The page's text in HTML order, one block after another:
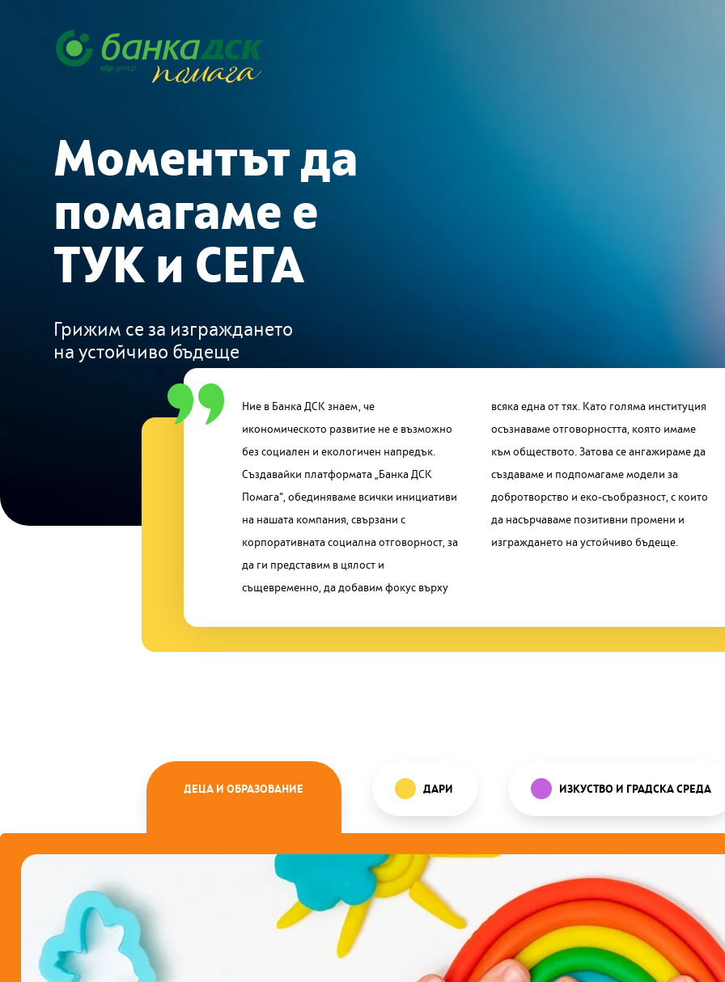
Моментът да
помагаме е
ТУК и СЕГА
Грижим се за изграждането
на устойчиво бъдеще
Ние в Банка ДСК знаем, че
икономическото развитие не е възможно
без социален и екологичен напредък.
Създавайки платформата „Банка ДСК
Помага“, обединяваме всички инициативи
на нашата компания, свързани с
корпоративната социална отговорност, за
да ги представим в цялост и
същевременно, да добавим фокус върху
всяка една от тях. Като голяма институция
осъзнаваме отговорността, която имаме
към обществото. Затова се ангажираме да
създаваме и подпомагаме модели за
добротворство и еко-съобразност, с които
да насърчаваме позитивни промени и
изграждането на устойчиво бъдеще.
ДЕЦА И ОБРАЗОВАНИЕ ДАРИ ИЗКУСТВО И ГРАДСКА СРЕДА